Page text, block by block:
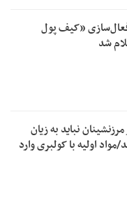
«کیف پول
شد
نباید به زیان
مواد اولیه با کولبری وارد